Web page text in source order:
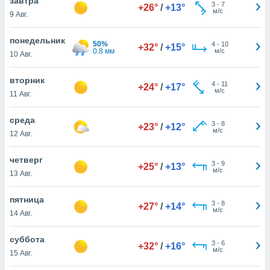
действия
на веб-
основе.
нашей
cookie
в
ВЫ
9 Авг.
+26° / +13° 3- 7
м/с
понедельник
10 Авг.
50%
0.8 мм
+32° / +15° 4- 10
м/с
вторник
11 Авг.
+24° / +17° 4- 11
м/с
среда
12 Авг.
+23° / +12° 3- 8
м/с
четверг
13 Авг.
+25° / +13° 3- 9
м/с
пятница
14 Авг.
+27° / +14° 3- 8
м/с
суббота
15 Авг.
+32° / +16° 3- 6
м/с